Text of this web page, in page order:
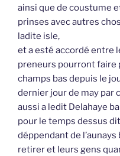
ainsi que de coustume
prinses avec autres
ladite isle,
et a esté accordé entre
preneurs pourront faire
champs bas depuis le
dernier jour de may par
aussi a ledit Delahaye
pour le temps dessus
déppendant de
retirer et leurs gens